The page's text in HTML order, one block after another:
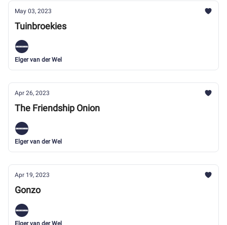
May 03, 2023
Tuinbroekies
Elger van der Wel
Apr 26, 2023
The Friendship Onion
Elger van der Wel
Apr 19, 2023
Gonzo
Elger van der Wel